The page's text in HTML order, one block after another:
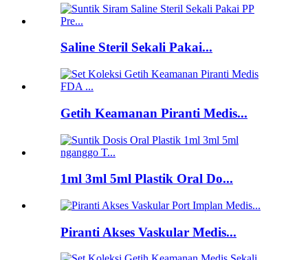
Saline Steril Sekali Pakai...
Getih Keamanan Piranti Medis...
1ml 3ml 5ml Plastik Oral Do...
Piranti Akses Vaskular Medis...